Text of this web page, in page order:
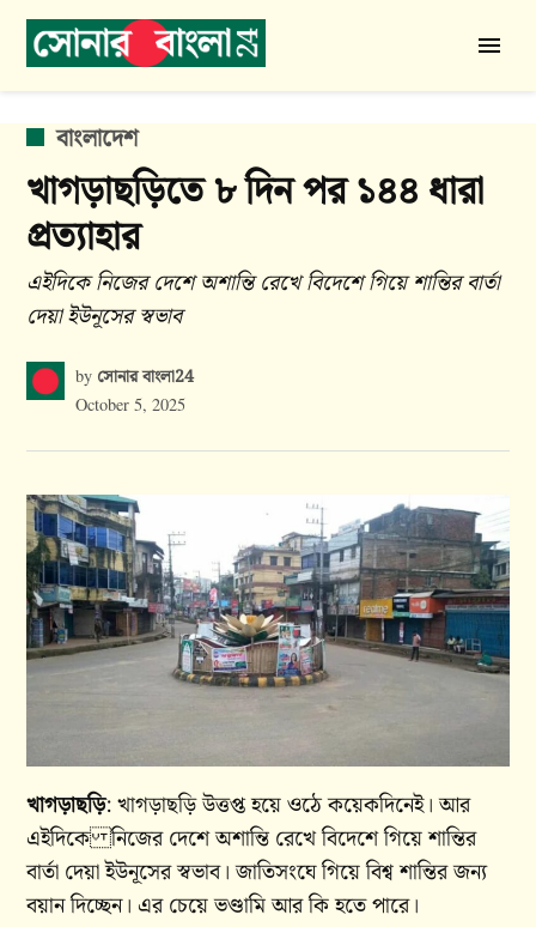
Skip
বাংলা
24
POSTED
বাংলাদেশ
খাগড়াছড়িতে ৮ দিন পর ১৪৪ ধারা
প্রত্যাহার
এইদিকে নিজের দেশে অশান্তি রেখে বিদেশে গিয়ে শান্তির বার্তা
দেয়া ইউনূসের স্বভাব
by সোনার বাংলা24
October 5, 2025
খাগড়াছড়ি: খাগড়াছড়ি উত্তপ্ত হয়ে ওঠে কয়েকদিনেই। আর
এইদিকে নিজের দেশে অশান্তি রেখে বিদেশে গিয়ে শান্তির
বার্তা দেয়া ইউনূসের স্বভাব। জাতিসংঘে গিয়ে বিশ্ব শান্তির জন্য
বয়ান দিচ্ছেন। এর চেয়ে ভণ্ডামি আর কি হতে পারে।